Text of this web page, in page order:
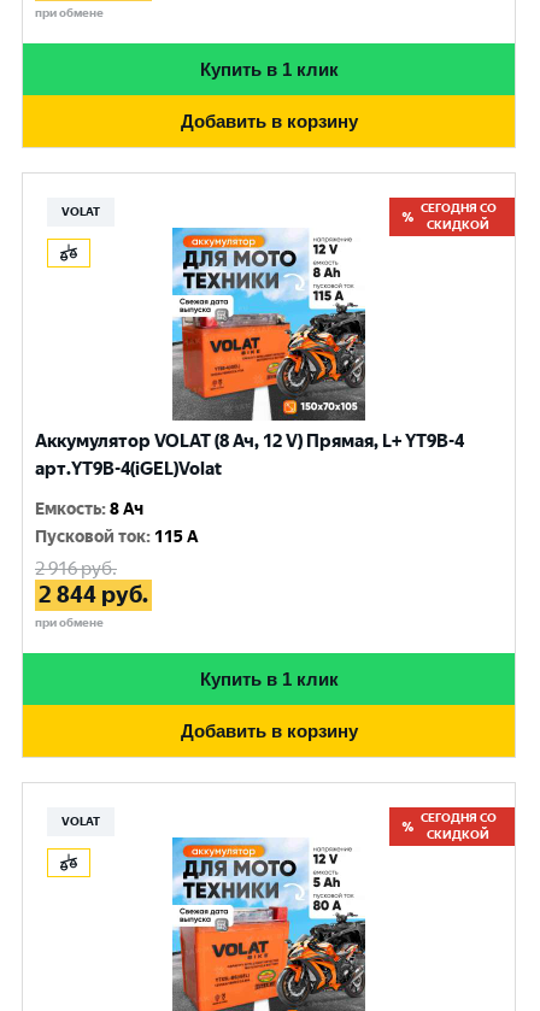
при обмене
Купить в 1 клик
Добавить в корзину
VOLAT
СЕГОДНЯ СО
СКИДКОЙ
Аккумулятор VOLAT (8 Ач, 12 V) Прямая, L+ YT9B-4
арт.YT9B-4(iGEL)Volat
Емкость:8 Ач
Пусковой ток: 115 A
2 916руб.
2 844 руб.
при обмене
Купить в 1 клик
Добавить в корзину
VOLAT
СЕГОДНЯ СО
СКИДКОЙ